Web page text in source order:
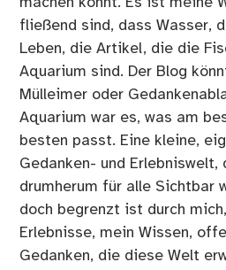
fließend sind, dass Wasser,
Leben, die Artikel, die die
Aquarium sind. Der Blog
Mülleimer oder
Aquarium war es, was am
besten passt. Eine kleine,
Gedanken- und Erlebniswelt,
drumherum für alle Sichtbar
doch begrenzt ist durch
Erlebnisse, mein Wissen,
Gedanken, die diese Welt